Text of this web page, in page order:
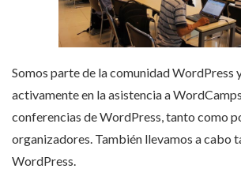
Somos parte de la comunidad WordPress
activamente en la asistencia a
conferencias de WordPress, tanto como
organizadores. También llevamos a cabo
WordPress.